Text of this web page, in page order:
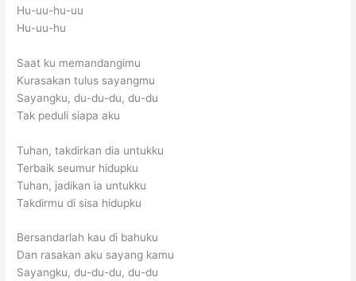
Hu-uu-hu-uu
Hu-uu-hu
Saat ku memandangimu
Kurasakan tulus sayangmu
Sayangku, du-du-du, du-du
Tak peduli siapa aku
Tuhan, takdirkan dia untukku
Terbaik seumur hidupku
Tuhan, jadikan ia untukku
Takdirmu di sisa hidupku
Bersandarlah kau di bahuku
Dan rasakan aku sayang kamu
Sayangku, du-du-du, du-du